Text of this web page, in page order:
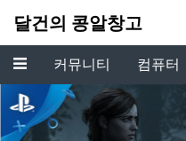
달건의 콩알창고
메뉴 커뮤니티 컴퓨터